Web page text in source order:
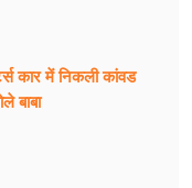
कार में निकली कांवड
बाबा